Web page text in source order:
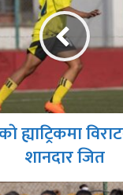
ह्याट्रिकमा
शानदार जित